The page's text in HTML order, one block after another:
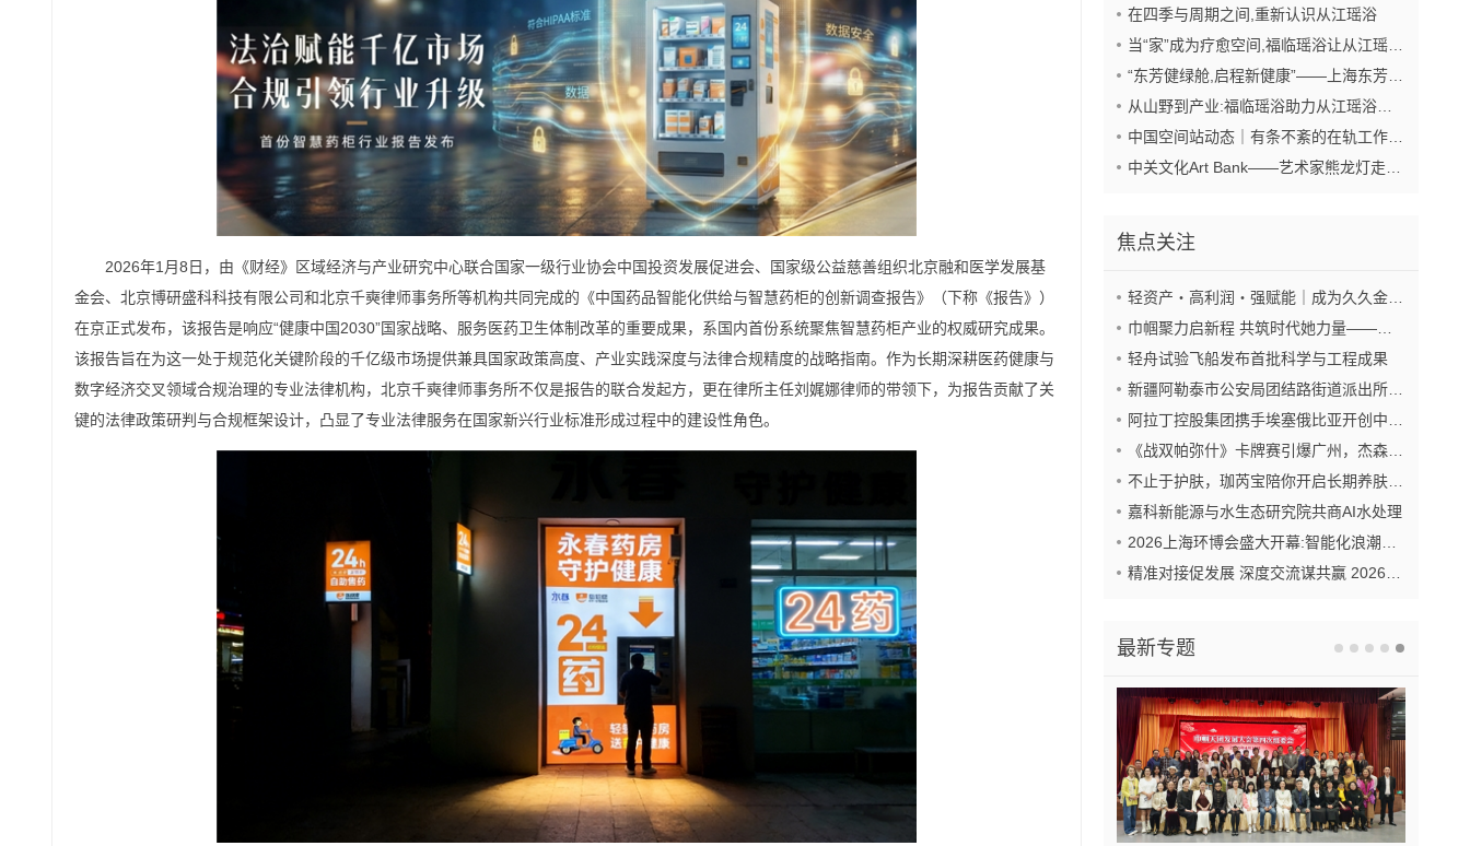
2026年1月8日，由《财经》区域经济与产业研究中心联合国家一级行业协会中国投资发展促进会、国家级公益慈善组织北京融和医学发展基
金会、北京博研盛科科技有限公司和北京千奭律师事务所等机构共同完成的《中国药品智能化供给与智慧药柜的创新调查报告》（下称《报告》）
在京正式发布，该报告是响应“健康中国2030”国家战略、服务医药卫生体制改革的重要成果，系国内首份系统聚焦智慧药柜产业的权威研究成果。
该报告旨在为这一处于规范化关键阶段的千亿级市场提供兼具国家政策高度、产业实践深度与法律合规精度的战略指南。作为长期深耕医药健康与
数字经济交叉领域合规治理的专业法律机构，北京千奭律师事务所不仅是报告的联合发起方，更在律所主任刘娓娜律师的带领下，为报告贡献了关
键的法律政策研判与合规框架设计，凸显了专业法律服务在国家新兴行业标准形成过程中的建设性角色。
在四季与周期之间,重新认识从江瑶浴
焦点关注
轻舟试验飞船发布首批科学与工程成果
嘉科新能源与水生态研究院共商AI水处理
最新专题